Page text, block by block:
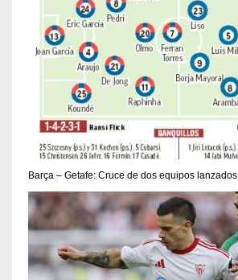
Barça – Getafe: Cruce de dos equipos lanzados